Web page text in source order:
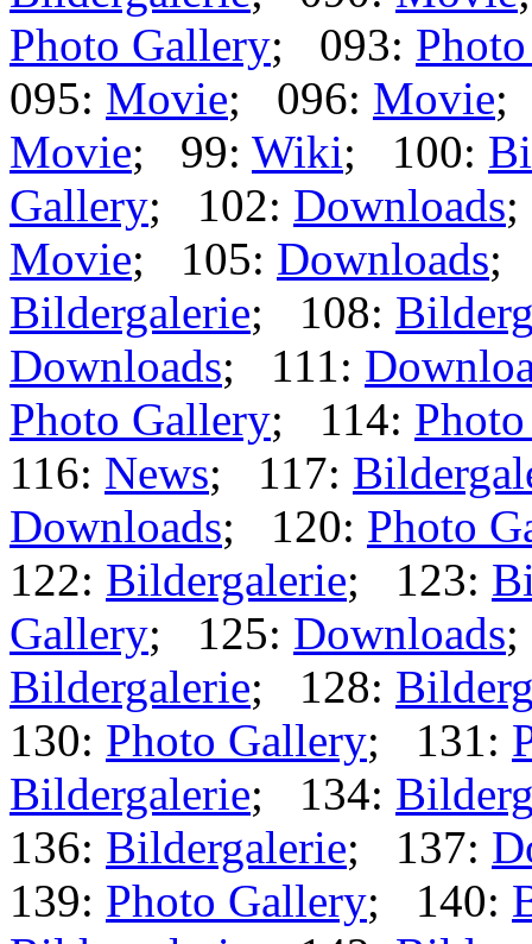
Photo Gallery; 093:
095: Movie; 096: Movie;
Movie; 99: Wiki; 100:
Gallery; 102: Downloads
Movie; 105: Downloads;
Bildergalerie; 108:
Downloads; 111:
Photo Gallery; 114:
116: News; 117:
Downloads; 120: Photo
122: Bildergalerie; 123:
Gallery; 125: Downloads
Bildergalerie; 128:
130: Photo Gallery; 131:
Bildergalerie; 134:
136: Bildergalerie; 137:
139: Photo Gallery; 140: